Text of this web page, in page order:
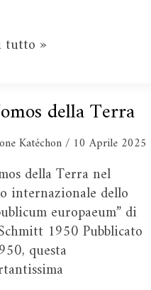
tutto »
della Terra
Katéchon/ 10 Aprile 2025
della Terra nel
internazionale dello
europaeum” di
1950 Pubblicato
questa